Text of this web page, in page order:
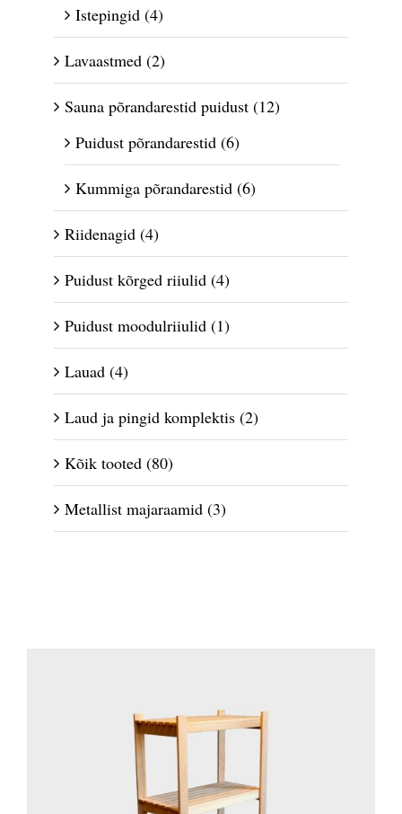
Istepingid (4)
Lavaastmed (2)
Sauna põrandarestid puidust (12)
Puidust põrandarestid (6)
Kummiga põrandarestid (6)
Riidenagid (4)
Puidust kõrged riiulid (4)
Puidust moodulriiulid (1)
Lauad (4)
Laud ja pingid komplektis (2)
Kõik tooted (80)
Metallist majaraamid (3)